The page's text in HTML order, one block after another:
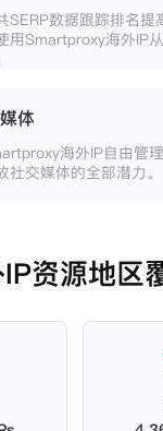
SERP数据跟踪排名提
用Smartproxy海外IP
体
海外IP自由管
社交媒体的全部潜力。
资源地区